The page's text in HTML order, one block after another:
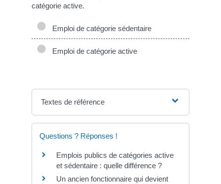
catégorie active.
Emploi de catégorie sédentaire
Emploi de catégorie active
Textes de référence
Questions ? Réponses !
Emplois publics de catégories active
et sédentaire : quelle différence ?
Un ancien fonctionnaire qui devient